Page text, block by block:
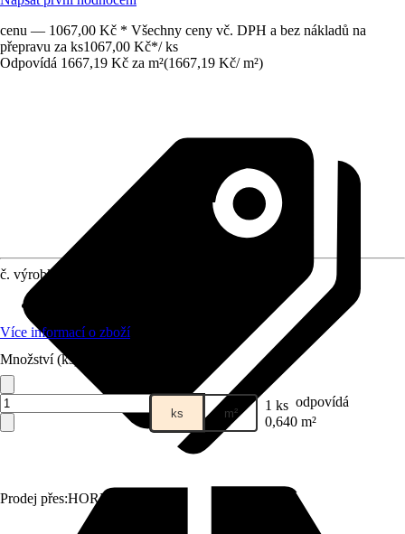
cenu — 1067,00 Kč * Všechny ceny vč. DPH a bez nákladů na
přepravu za ks1067,00 Kč*/ ks
Odpovídá 1667,19 Kč za m²(1667,19 Kč/ m²)
Prodej přes:HORNBACH
č. výrobku
Více informací o zboží
Množství (ks)
ks m² 1 ks odpovídá
0,640 m²